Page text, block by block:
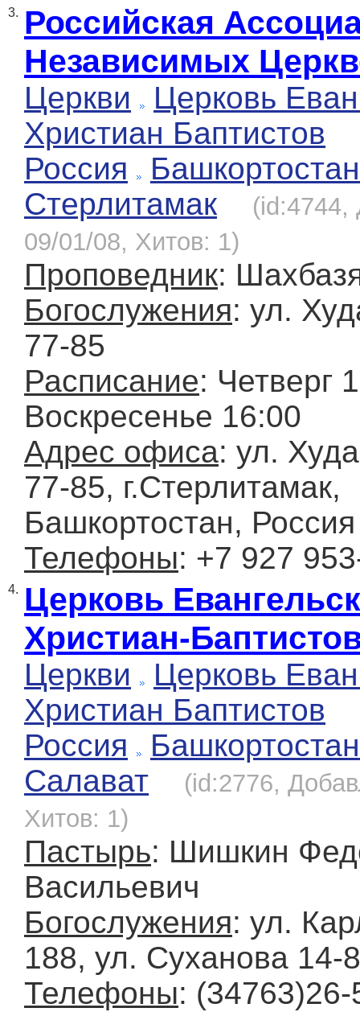
3. Российская
Независимых
Церкви
Церковь
Христиан Баптистов
Россия
Башкортостан
Стерлитамак
(id:4744,
09/01/08, Хитов: 1)
Проповедник:
Богослужения: ул.
77-85
Расписание: Четверг
Воскресенье 16:00
Адрес офиса: ул.
77-85, г.Стерлитамак,
Башкортостан, Россия
Телефоны: +7 927
4. Церковь
Христиан-
Церкви
Церковь
Христиан Баптистов
Россия
Башкортостан
Салават
(id:2776,
Хитов: 1)
Пастырь: Шишкин
Васильевич
Богослужения: ул.
188, ул. Суханова 14-
Телефоны: